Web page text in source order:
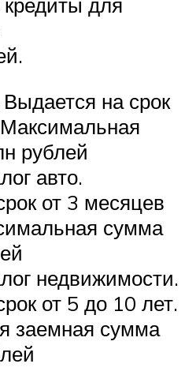
на срок
рублей
авто.
от 3 месяцев
сумма
недвижимости.
от 5 до 10 лет.
заемная сумма